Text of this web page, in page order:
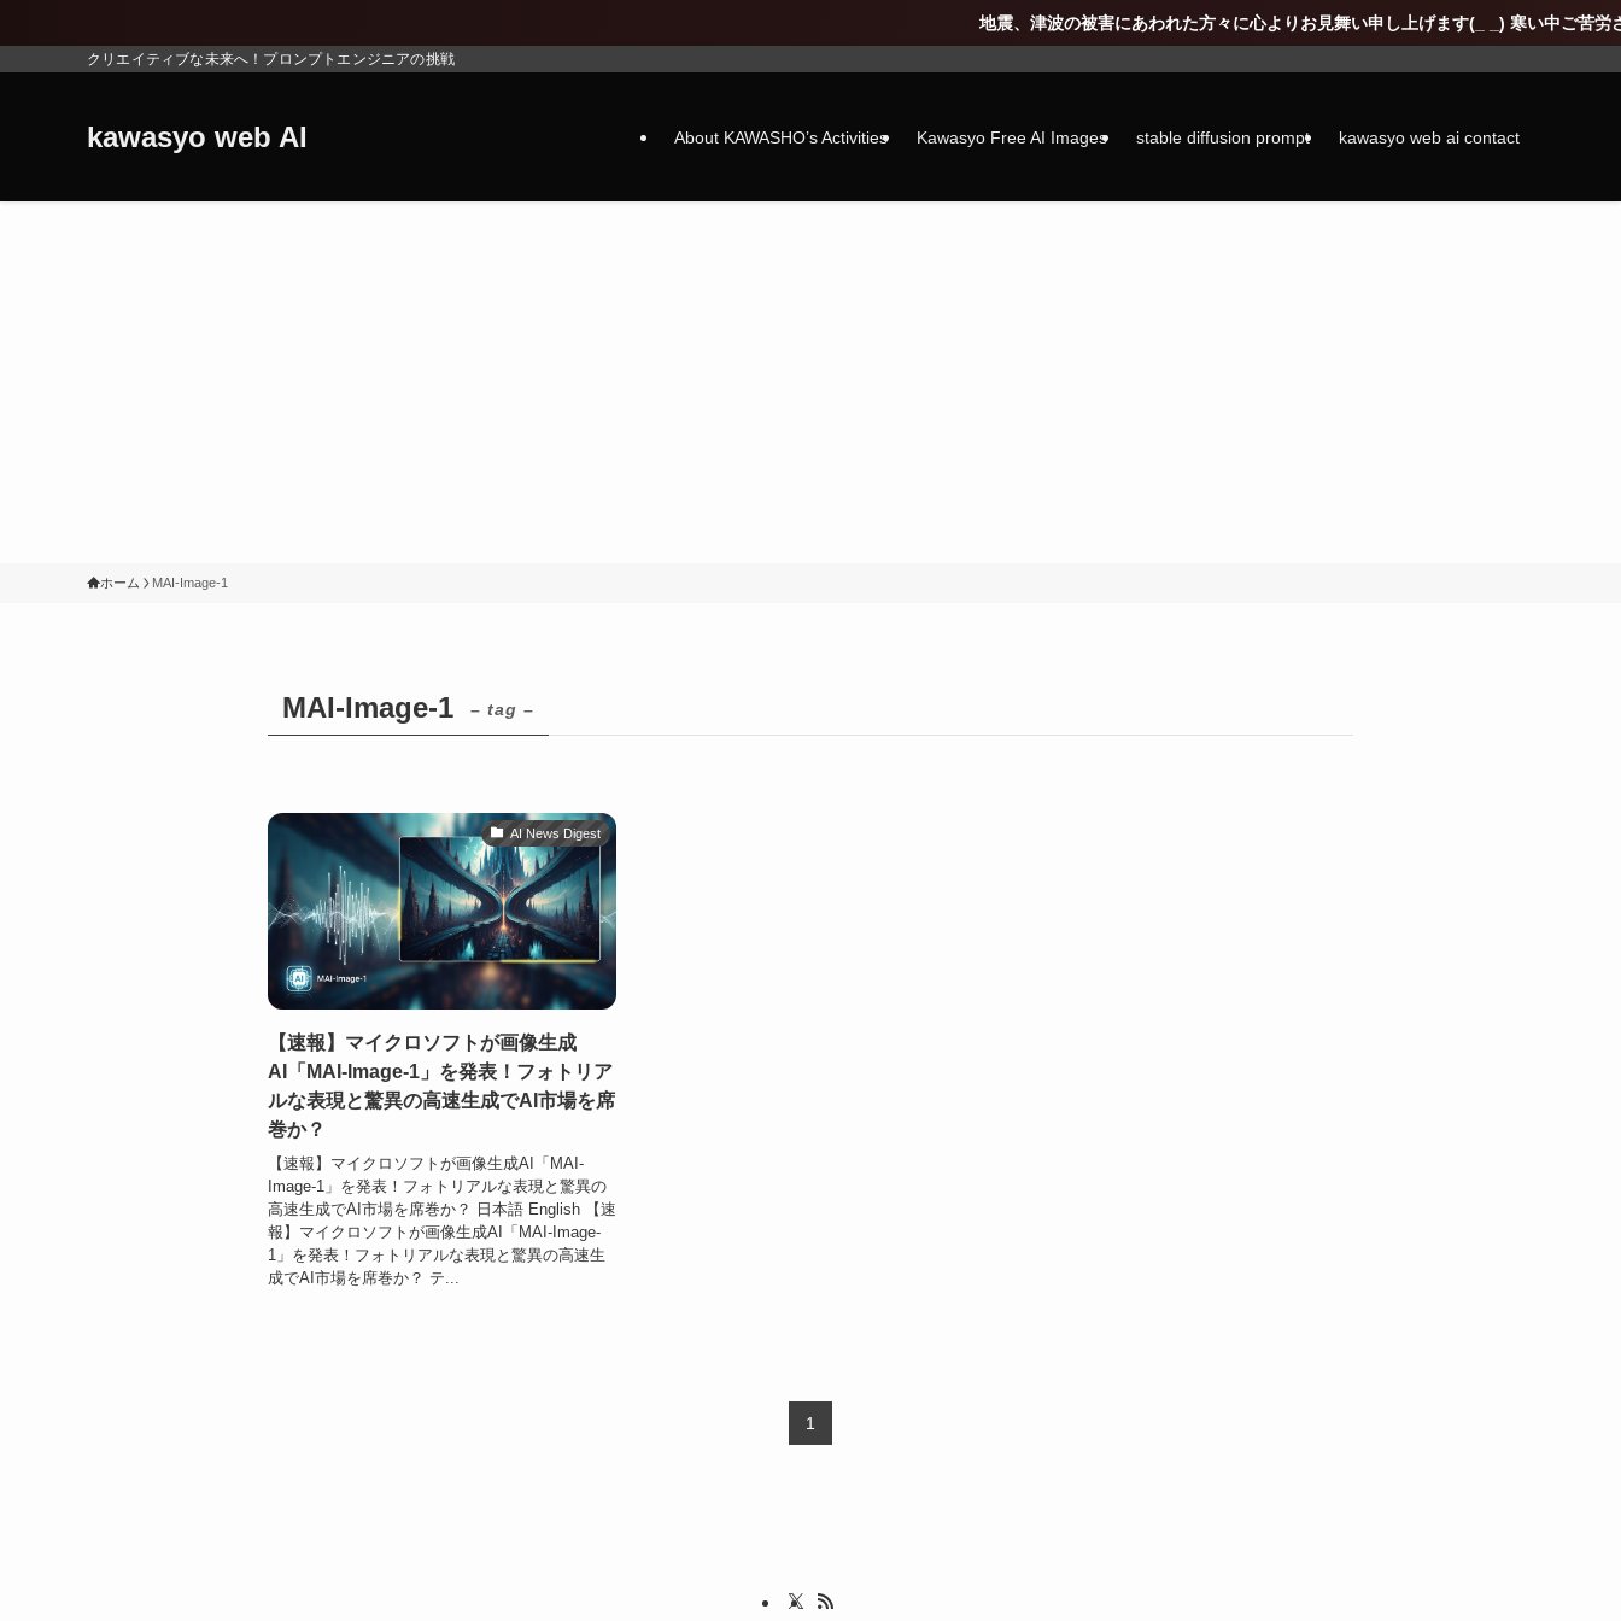
地震、津波の被害にあわれた方々に心よりお見舞い申し上げます(_ _) 寒い中ご苦労さ
クリエイティブな未来へ！プロンプトエンジニアの挑戦
kawasyo web AI About KAWASHO’s Activities Kawasyo Free AI Images stable diffusion prompt kawasyo web ai contact
ホーム MAI-Image-1
MAI-Image-1 – tag –
AI News Digest
【速報】マイクロソフトが画像生成
AI「MAI-Image-1」を発表！フォトリア
ルな表現と驚異の高速生成でAI市場を席
巻か？
【速報】マイクロソフトが画像生成AI「MAI-
Image-1」を発表！フォトリアルな表現と驚異の
高速生成でAI市場を席巻か？ 日本語 English 【速
報】マイクロソフトが画像生成AI「MAI-Image-
1」を発表！フォトリアルな表現と驚異の高速生
成でAI市場を席巻か？ テ...
1